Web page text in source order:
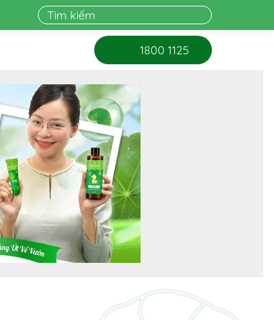
1800 1125